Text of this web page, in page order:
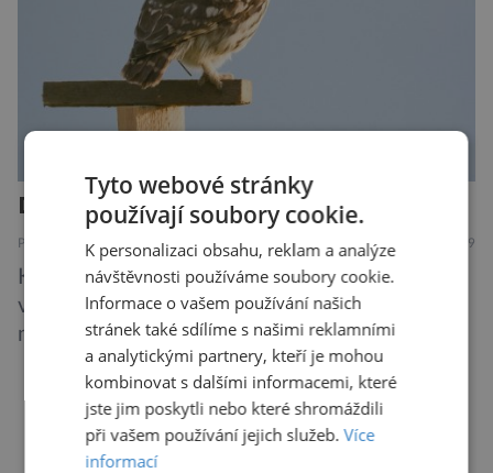
Další rána pro mizejícího sýčka
PŘÍRODA 7.8.2019
Kriticky ohrožený sýček obecný letos
významně posílil populaci díky velkému
množství hrabošů. Teď pro něj malý hlodavec
může být hrozbou. Zemědělci dostali povolení
trávit hraboše plošně rozhozeným jedem. Od 5.
srpna jim to umožňuje rozhodnutí Ústředního
kontrolního a zkušebního ústavu zemědělského
DALŠÍ ČLÁNKY ›
Tyto webové stránky
používají soubory cookie.
K personalizaci obsahu, reklam a analýze
návštěvnosti používáme soubory cookie.
Informace o vašem používání našich
stránek také sdílíme s našimi reklamními
a analytickými partnery, kteří je mohou
kombinovat s dalšími informacemi, které
jste jim poskytli nebo které shromáždili
při vašem používání jejich služeb.Více
informací